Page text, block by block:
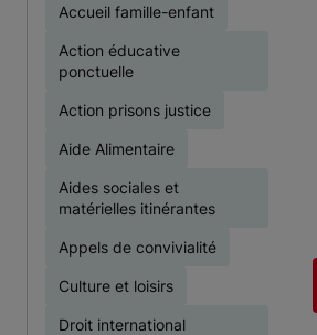
Accueil famille-enfant
Action éducative
ponctuelle
Action prisons justice
Aide Alimentaire
Aides sociales et
matérielles itinérantes
Appels de convivialité
Culture et loisirs
Droit international